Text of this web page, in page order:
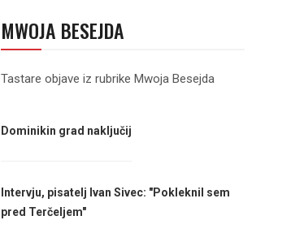
MWOJA BESEJDA
Tastare objave iz rubrike Mwoja Besejda
Dominikin grad naključij
Intervju, pisatelj Ivan Sivec: "Pokleknil sem
pred Terčeljem"